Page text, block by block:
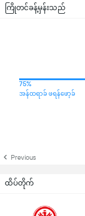
ကြိုတင်ခန့်မှန်းသည်
75%
အန်ထရာခ် ဖရန်ဖော့ခ်
Previous
ထိပ်တိုက်